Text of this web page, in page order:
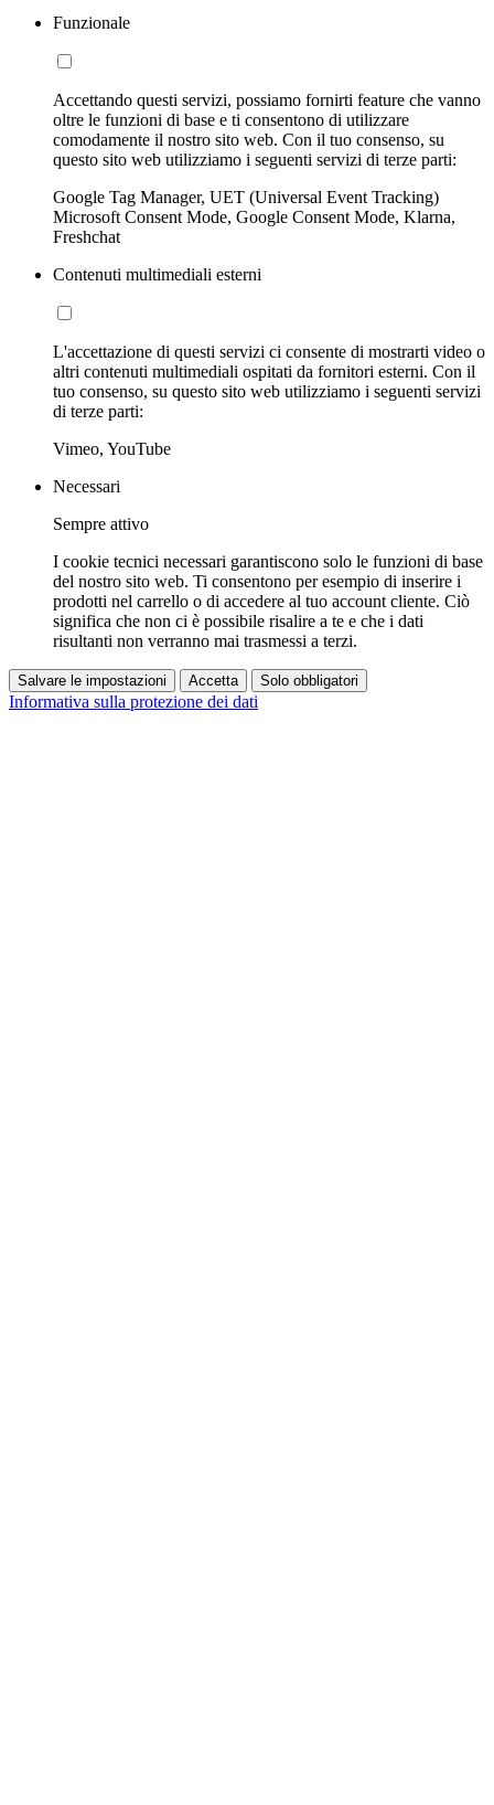
Funzionale
Accettando questi servizi, possiamo fornirti feature che vanno
oltre le funzioni di base e ti consentono di utilizzare
comodamente il nostro sito web. Con il tuo consenso, su
questo sito web utilizziamo i seguenti servizi di terze parti:
Google Tag Manager, UET (Universal Event Tracking)
Microsoft Consent Mode, Google Consent Mode, Klarna,
Freshchat
Contenuti multimediali esterni
L'accettazione di questi servizi ci consente di mostrarti video o
altri contenuti multimediali ospitati da fornitori esterni. Con il
tuo consenso, su questo sito web utilizziamo i seguenti servizi
di terze parti:
Vimeo, YouTube
Necessari
Sempre attivo
I cookie tecnici necessari garantiscono solo le funzioni di base
del nostro sito web. Ti consentono per esempio di inserire i
prodotti nel carrello o di accedere al tuo account cliente. Ciò
significa che non ci è possibile risalire a te e che i dati
risultanti non verranno mai trasmessi a terzi.
Salvare le impostazioni Accetta Solo obbligatori
Informativa sulla protezione dei dati